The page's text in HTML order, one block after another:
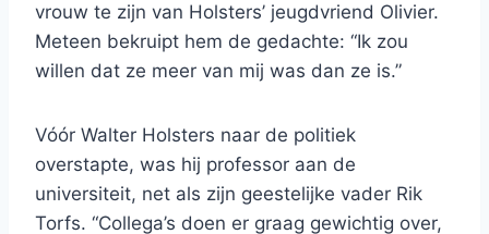
vrouw te zijn van Holsters’ jeugdvriend Olivier.
Meteen bekruipt hem de gedachte: “Ik zou
willen dat ze meer van mij was dan ze is.”
Vóór Walter Holsters naar de politiek
overstapte, was hij professor aan de
universiteit, net als zijn geestelijke vader Rik
Torfs. “Collega’s doen er graag gewichtig over,